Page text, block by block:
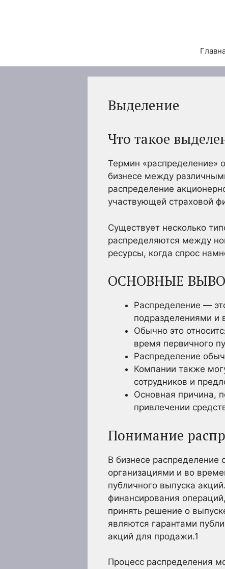
Выделение
Что такое
Термин «распределение»
бизнесе между
распределение
участвующей страховой
Существует несколько
распределяются между
ресурсы, когда спрос
ОСНОВНЫЕ
Распределение —
подразделениями и
Обычно это
время первичного
Распределение
Компании также
сотрудников и
Основная причина,
привлечении
Понимание
В бизнесе распределение
организациями и во
публичного выпуска
финансирования
принять решение о
являются гарантами
акций для продажи.1
Процесс распределения